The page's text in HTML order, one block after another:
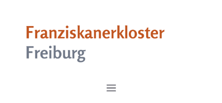
Inhalt
springen
Menü